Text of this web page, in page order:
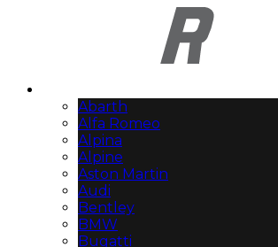
Abarth
Alfa Romeo
Alpina
Alpine
Aston Martin
Audi
Bentley
BMW
Bugatti